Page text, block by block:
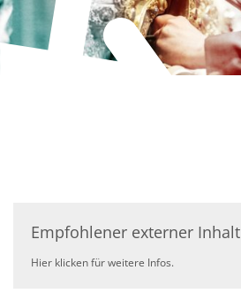
Zum Inhalt springen
Empfohlener externer Inhalt
Hier klicken für weitere Infos.